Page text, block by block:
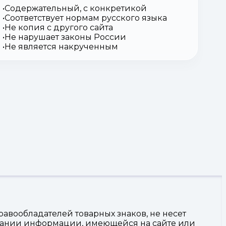
Содержательный, с конкретикой
Соответствует нормам русского языка
Не копия с другого сайта
Не нарушает законы России
Не является накрученным
товарных знаков, не несет
информации, имеющейся на сайте или